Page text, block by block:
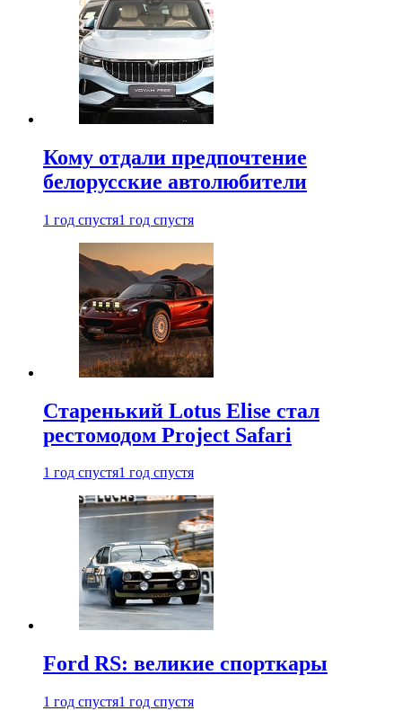
Кому отдали предпочтение
белорусские автолюбители
1 год спустя1 год спустя
Старенький Lotus Elise стал
рестомодом Project Safari
1 год спустя1 год спустя
Ford RS: великие спорткары
1 год спустя1 год спустя